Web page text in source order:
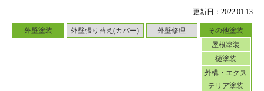
更新日：2022.01.13
外壁塗装 外壁張り替え(カバー) 外壁修理
その他塗装
屋根塗装
樋塗装
外構・エクス
テリア塗装